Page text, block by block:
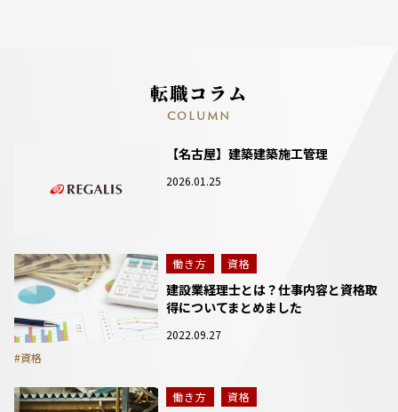
転職コラム
COLUMN
【名古屋】建築建築施工管理
2026.01.25
働き方 資格
建設業経理士とは？仕事内容と資格取
得についてまとめました
2022.09.27
#資格
働き方 資格